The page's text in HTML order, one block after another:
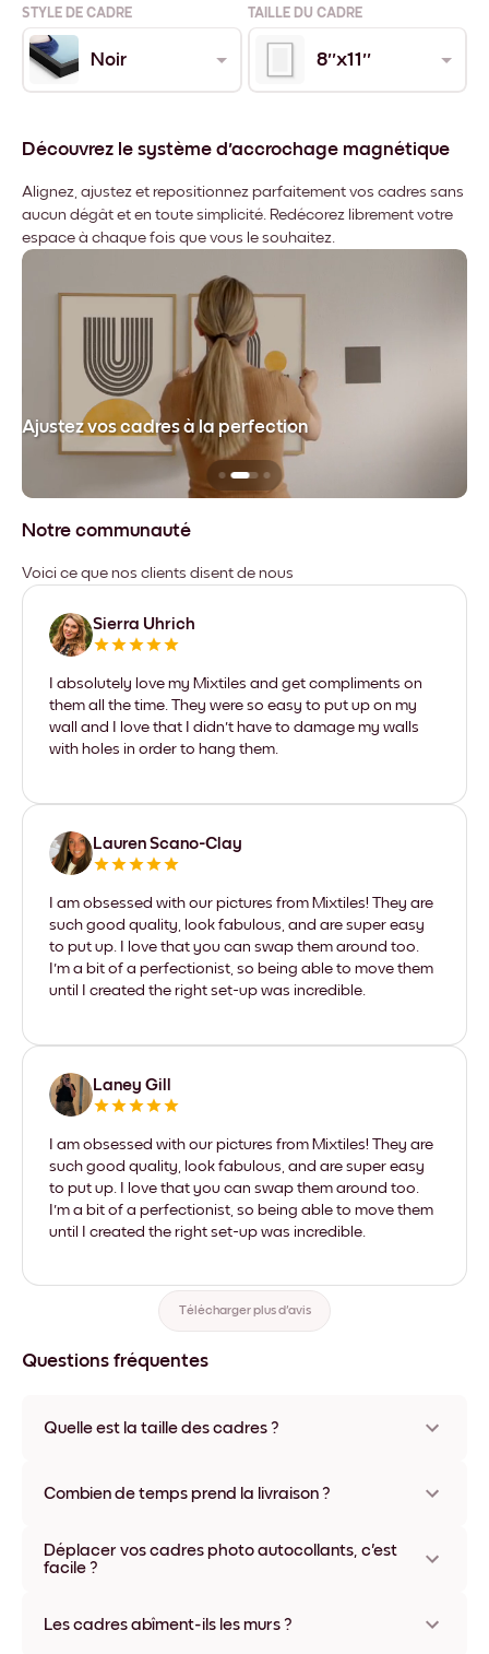
STYLE DE CADRE TAILLE DU CADRE
Noir 8''x11''
Découvrez le système d'accrochage magnétique
Alignez, ajustez et repositionnez parfaitement vos cadres sans
aucun dégât et en toute simplicité. Redécorez librement votre
espace à chaque fois que vous le souhaitez.
Ajustez vos cadres à la perfection
Notre communauté
Voici ce que nos clients disent de nous
Sierra Uhrich
I absolutely love my Mixtiles and get compliments on
them all the time. They were so easy to put up on my
wall and I love that I didn't have to damage my walls
with holes in order to hang them.
Lauren Scano-Clay
I am obsessed with our pictures from Mixtiles! They are
such good quality, look fabulous, and are super easy
to put up. I love that you can swap them around too.
I'm a bit of a perfectionist, so being able to move them
until I created the right set-up was incredible.
Laney Gill
I am obsessed with our pictures from Mixtiles! They are
such good quality, look fabulous, and are super easy
to put up. I love that you can swap them around too.
I'm a bit of a perfectionist, so being able to move them
until I created the right set-up was incredible.
Télécharger plus d'avis
Questions fréquentes
Quelle est la taille des cadres ?
matériaux et coloris disponibles, y compris sans cadre ou en
Combien de temps prend la livraison ?
généralement une semaine. Livraison express possible dans
certains pays. Un numéro de suivi accompagne chaque
Déplacer vos cadres photo autocollants, c'est
facile ?
l'infini, sans abîmer vos murs.
Les cadres abîment-ils les murs ?